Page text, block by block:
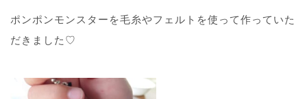
ポンポンモンスターを毛糸やフェルトを使って作っていた
だきました♡